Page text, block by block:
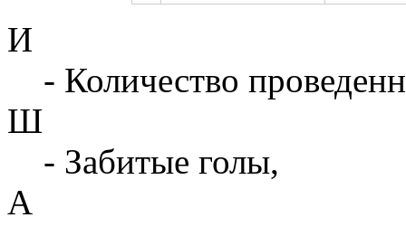
И
- Количество
Ш
- Забитые голы,
А